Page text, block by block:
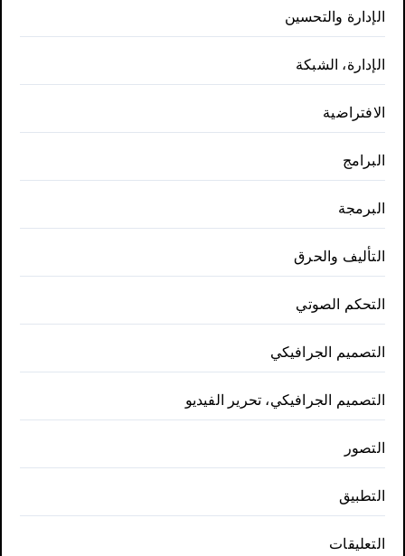
الإدارة والتحسين
الإدارة، الشبكة
الافتراضية
البرامج
البرمجة
التأليف والحرق
التحكم الصوتي
التصميم الجرافيكي
التصميم الجرافيكي، تحرير الفيديو
التصور
التطبيق
التعليقات